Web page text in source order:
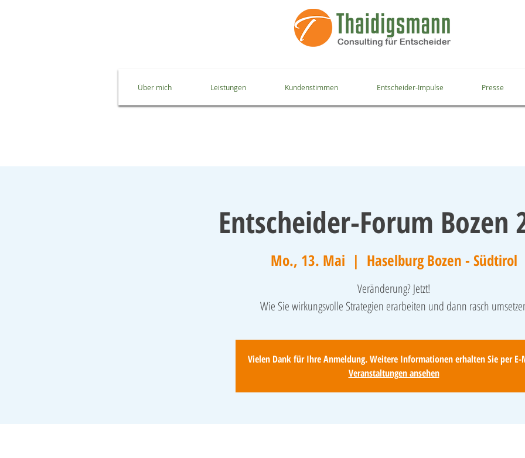
Über mich Leistungen Kundenstimmen Entscheider-Impulse Presse
Entscheider-Forum Bozen
Mo., 13. Mai
  |
Haselburg Bozen - Südtirol
Veränderung? Jetzt!
Wie Sie wirkungsvolle Strategien erarbeiten und dann rasch
Vielen Dank für Ihre Anmeldung. Weitere Informationen erhalten Sie per E-
Veranstaltungen ansehen